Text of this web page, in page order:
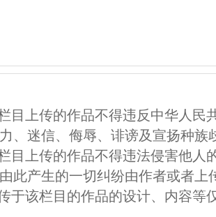
目上传的作品不得违反中华人民
、迷信、侮辱、诽谤及宣扬种族
目上传的作品不得违法侵害他人
此产生的一切纠纷由作者或者上
于该栏目的作品的设计、内容等